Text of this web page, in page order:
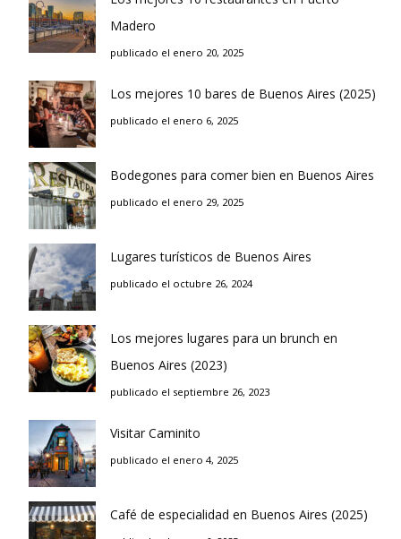
Madero
publicado el enero 20, 2025
Los mejores 10 bares de Buenos Aires (2025)
publicado el enero 6, 2025
Bodegones para comer bien en Buenos Aires
publicado el enero 29, 2025
Lugares turísticos de Buenos Aires
publicado el octubre 26, 2024
Los mejores lugares para un brunch en
Buenos Aires (2023)
publicado el septiembre 26, 2023
Visitar Caminito
publicado el enero 4, 2025
Café de especialidad en Buenos Aires (2025)